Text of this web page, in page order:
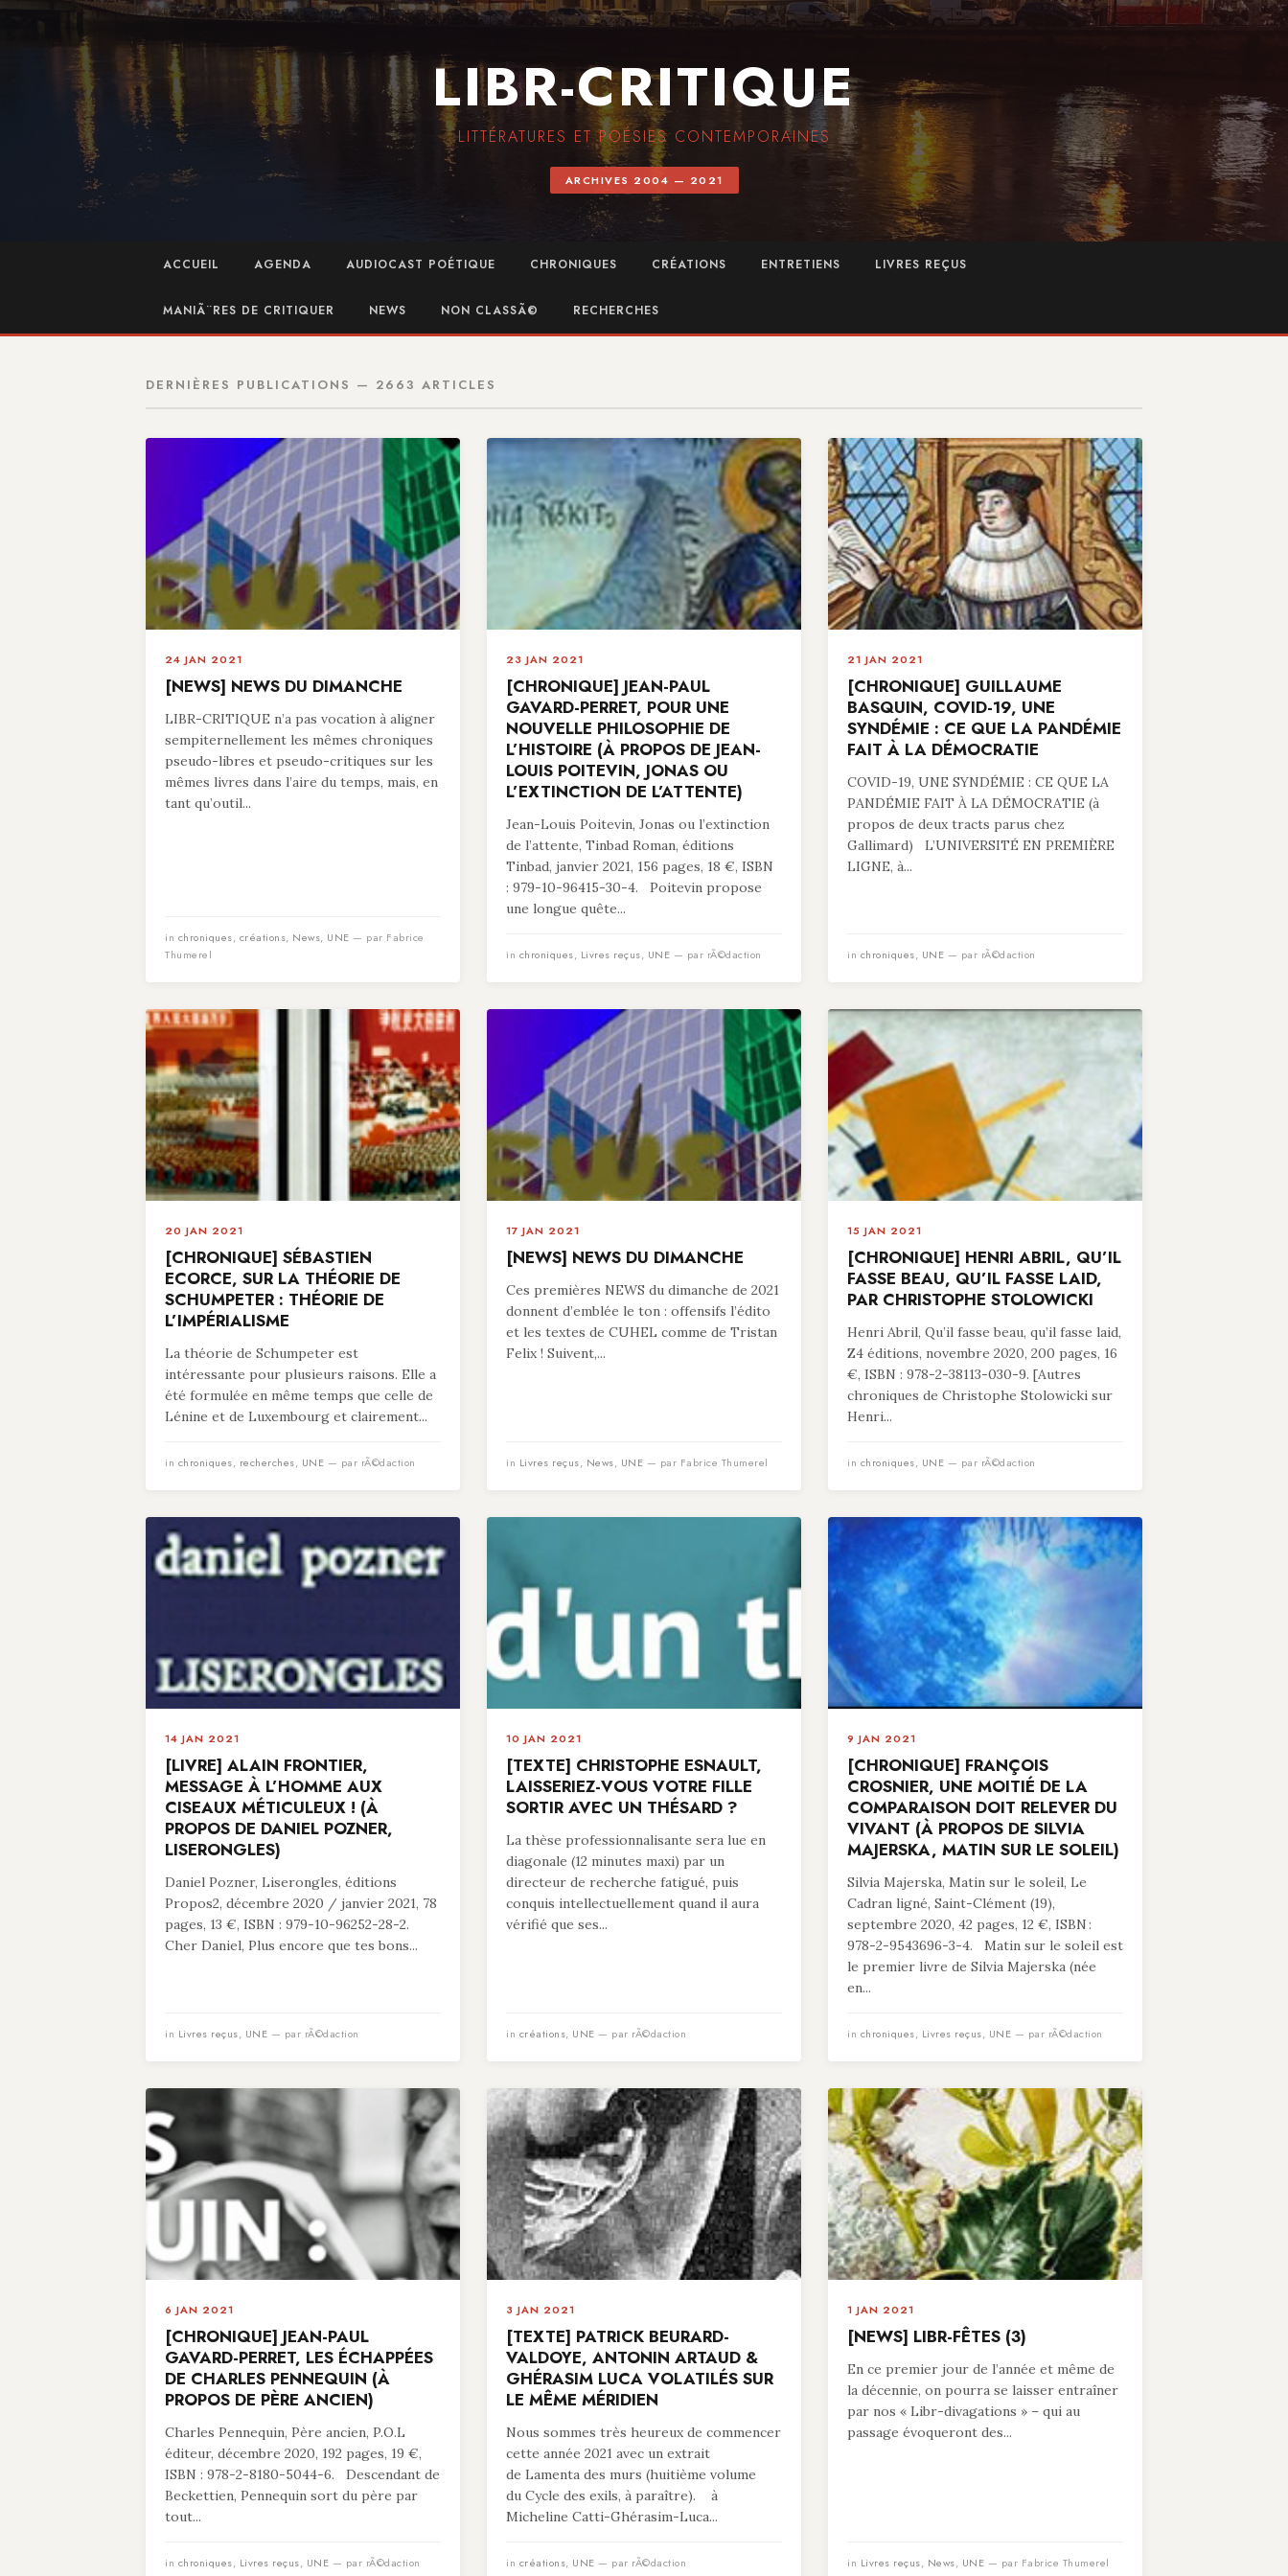
LIBR-CRITIQUE
LITTÉRATURES ET POÉSIES CONTEMPORAINES
ARCHIVES 2004 — 2021
ACCUEIL AGENDA AUDIOCAST POÉTIQUE CHRONIQUES CRÉATIONS ENTRETIENS LIVRES REÇUS
MANIÃ¨RES DE CRITIQUER NEWS NON CLASSÃ© RECHERCHES
DERNIÈRES PUBLICATIONS — 2663 ARTICLES
24 JAN 2021
[NEWS] NEWS DU DIMANCHE
LIBR-CRITIQUE n’a pas vocation à aligner
sempiternellement les mêmes chroniques
pseudo-libres et pseudo-critiques sur les
mêmes livres dans l’aire du temps, mais, en
tant qu’outil...
in chroniques, créations, News, UNE — par Fabrice
Thumerel
23 JAN 2021
[CHRONIQUE] JEAN-PAUL
GAVARD-PERRET, POUR UNE
NOUVELLE PHILOSOPHIE DE
L’HISTOIRE (À PROPOS DE JEAN-
LOUIS POITEVIN, JONAS OU
L’EXTINCTION DE L’ATTENTE)
Jean-Louis Poitevin, Jonas ou l’extinction
de l’attente, Tinbad Roman, éditions
Tinbad, janvier 2021, 156 pages, 18 €, ISBN
: 979-10-96415-30-4. Poitevin propose
une longue quête...
in chroniques, Livres reçus, UNE — par rÃ©daction
21 JAN 2021
[CHRONIQUE] GUILLAUME
BASQUIN, COVID-19, UNE
SYNDÉMIE : CE QUE LA PANDÉMIE
FAIT À LA DÉMOCRATIE
COVID-19, UNE SYNDÉMIE : CE QUE LA
PANDÉMIE FAIT À LA DÉMOCRATIE (à
propos de deux tracts parus chez
Gallimard) L’UNIVERSITÉ EN PREMIÈRE
LIGNE, à...
in chroniques, UNE — par rÃ©daction
20 JAN 2021
[CHRONIQUE] SÉBASTIEN
ECORCE, SUR LA THÉORIE DE
SCHUMPETER : THÉORIE DE
L’IMPÉRIALISME
La théorie de Schumpeter est
intéressante pour plusieurs raisons. Elle a
été formulée en même temps que celle de
Lénine et de Luxembourg et clairement...
in chroniques, recherches, UNE — par rÃ©daction
17 JAN 2021
[NEWS] NEWS DU DIMANCHE
Ces premières NEWS du dimanche de 2021
donnent d’emblée le ton : offensifs l’édito
et les textes de CUHEL comme de Tristan
Felix ! Suivent,...
in Livres reçus, News, UNE — par Fabrice Thumerel
15 JAN 2021
[CHRONIQUE] HENRI ABRIL, QU’IL
FASSE BEAU, QU’IL FASSE LAID,
PAR CHRISTOPHE STOLOWICKI
Henri Abril, Qu’il fasse beau, qu’il fasse laid,
Z4 éditions, novembre 2020, 200 pages, 16
€, ISBN : 978-2-38113-030-9. [Autres
chroniques de Christophe Stolowicki sur
Henri...
in chroniques, UNE — par rÃ©daction
14 JAN 2021
[LIVRE] ALAIN FRONTIER,
MESSAGE À L’HOMME AUX
CISEAUX MÉTICULEUX ! (À
PROPOS DE DANIEL POZNER,
LISERONGLES)
Daniel Pozner, Liserongles, éditions
Propos2, décembre 2020 / janvier 2021, 78
pages, 13 €, ISBN : 979-10-96252-28-2.
Cher Daniel, Plus encore que tes bons...
in Livres reçus, UNE — par rÃ©daction
10 JAN 2021
[TEXTE] CHRISTOPHE ESNAULT,
LAISSERIEZ-VOUS VOTRE FILLE
SORTIR AVEC UN THÉSARD ?
La thèse professionnalisante sera lue en
diagonale (12 minutes maxi) par un
directeur de recherche fatigué, puis
conquis intellectuellement quand il aura
vérifié que ses...
in créations, UNE — par rÃ©daction
9 JAN 2021
[CHRONIQUE] FRANÇOIS
CROSNIER, UNE MOITIÉ DE LA
COMPARAISON DOIT RELEVER DU
VIVANT (À PROPOS DE SILVIA
MAJERSKA, MATIN SUR LE SOLEIL)
Silvia Majerska, Matin sur le soleil, Le
Cadran ligné, Saint-Clément (19),
septembre 2020, 42 pages, 12 €, ISBN :
978-2-9543696-3-4. Matin sur le soleil est
le premier livre de Silvia Majerska (née
en...
in chroniques, Livres reçus, UNE — par rÃ©daction
6 JAN 2021
[CHRONIQUE] JEAN-PAUL
GAVARD-PERRET, LES ÉCHAPPÉES
DE CHARLES PENNEQUIN (À
PROPOS DE PÈRE ANCIEN)
Charles Pennequin, Père ancien, P.O.L
éditeur, décembre 2020, 192 pages, 19 €,
ISBN : 978-2-8180-5044-6. Descendant de
Beckettien, Pennequin sort du père par
tout...
in chroniques, Livres reçus, UNE — par rÃ©daction
3 JAN 2021
[TEXTE] PATRICK BEURARD-
VALDOYE, ANTONIN ARTAUD &
GHÉRASIM LUCA VOLATILÉS SUR
LE MÊME MÉRIDIEN
Nous sommes très heureux de commencer
cette année 2021 avec un extrait
de Lamenta des murs (huitième volume
du Cycle des exils, à paraître). à
Micheline Catti-Ghérasim-Luca...
in créations, UNE — par rÃ©daction
1 JAN 2021
[NEWS] LIBR-FÊTES (3)
En ce premier jour de l’année et même de
la décennie, on pourra se laisser entraîner
par nos « Libr-divagations » – qui au
passage évoqueront des...
in Livres reçus, News, UNE — par Fabrice Thumerel